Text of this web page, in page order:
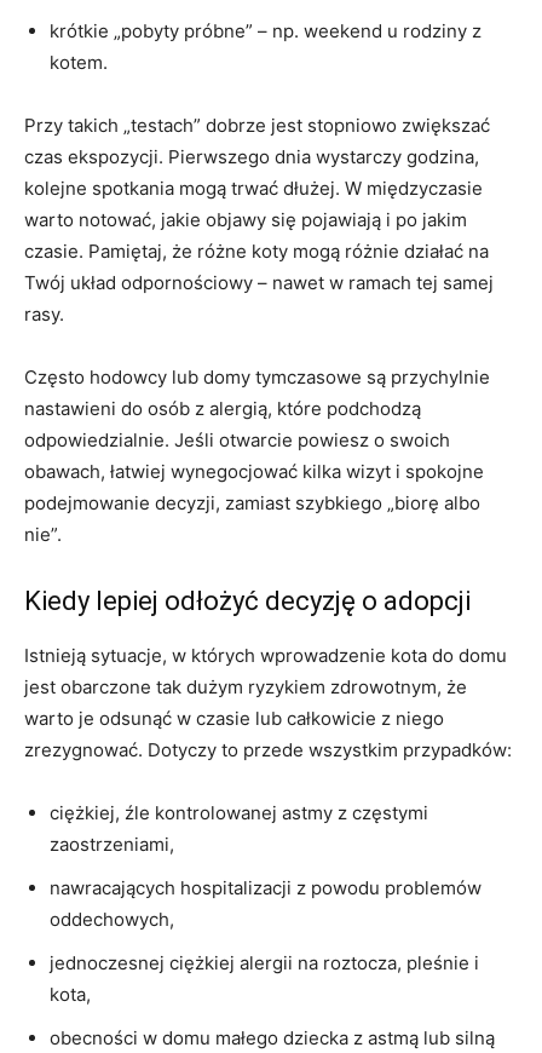
krótkie „pobyty próbne” – np. weekend u rodziny z
kotem.
Przy takich „testach” dobrze jest stopniowo zwiększać
czas ekspozycji. Pierwszego dnia wystarczy godzina,
kolejne spotkania mogą trwać dłużej. W międzyczasie
warto notować, jakie objawy się pojawiają i po jakim
czasie. Pamiętaj, że różne koty mogą różnie działać na
Twój układ odpornościowy – nawet w ramach tej samej
rasy.
Często hodowcy lub domy tymczasowe są przychylnie
nastawieni do osób z alergią, które podchodzą
odpowiedzialnie. Jeśli otwarcie powiesz o swoich
obawach, łatwiej wynegocjować kilka wizyt i spokojne
podejmowanie decyzji, zamiast szybkiego „biorę albo
nie”.
Kiedy lepiej odłożyć decyzję o adopcji
Istnieją sytuacje, w których wprowadzenie kota do domu
jest obarczone tak dużym ryzykiem zdrowotnym, że
warto je odsunąć w czasie lub całkowicie z niego
zrezygnować. Dotyczy to przede wszystkim przypadków:
ciężkiej, źle kontrolowanej astmy z częstymi
zaostrzeniami,
nawracających hospitalizacji z powodu problemów
oddechowych,
jednoczesnej ciężkiej alergii na roztocza, pleśnie i
kota,
obecności w domu małego dziecka z astmą lub silną